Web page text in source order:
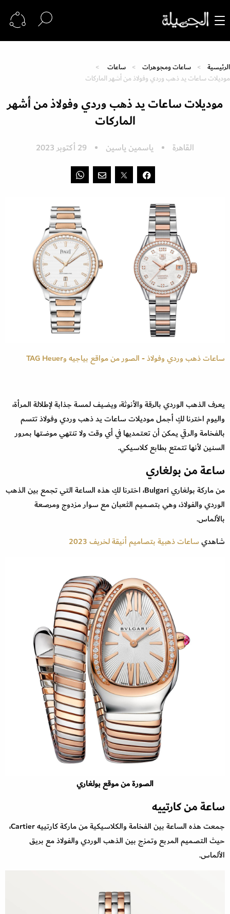
الرئيسية ساعات ومجوهرات
ساعات
موديلات ساعات يد ذهب وردي وفولاذ من أشهر الماركات
موديلات ساعات يد ذهب وردي وفولاذ من أشهر
الماركات
القاهرة ياسمين ياسين 29 أكتوبر 2023
ساعات ذهب وردي وفولاذ - الصور من مواقع بياجيه وTAG Heuer
يعرف الذهب الوردي بالرقة والأنوثة، ويضيف لمسة جذابة لإطلالة المرأة،
واليوم اخترنا لكِ أجمل موديلات ساعات يد ذهب وردي وفولاذ تتسم
بالفخامة والرقي يمكن أن تعتمديها في أي وقت ولا تنتهي موضتها بمرور
السنين لأنها تتمتع بطابع كلاسيكي.
ساعة من بولغاري
من ماركة بولغاري Bulgari، اخترنا لكِ هذه الساعة التي تجمع بين الذهب
الوردي والفولاذ، وهي بتصميم الثعبان مع سوار مزدوج ومرصعة
بالألماس.
شاهديساعات ذهبية بتصاميم أنيقة لخريف 2023
الصورة من موقع بولغاري
ساعة من كارتييه
جمعت هذه الساعة بين الفخامة والكلاسيكية من ماركة كارتييه Cartier،
حيث التصميم المربع وتمزج بين الذهب الوردي والفولاذ مع بريق
الألماس.